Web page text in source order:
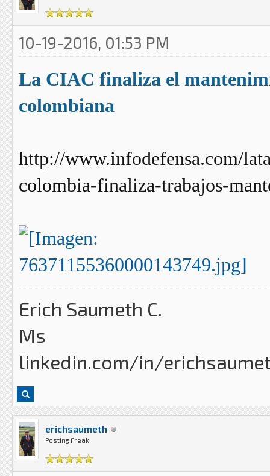
10-19-2016, 01:53 PM
La CIAC finaliza el
colombiana
http://www.infodefensa.com/
colombia-finaliza-trabajos-
Erich Saumeth C.
Ms
linkedin.com/in/
erichsaumeth
Posting Freak